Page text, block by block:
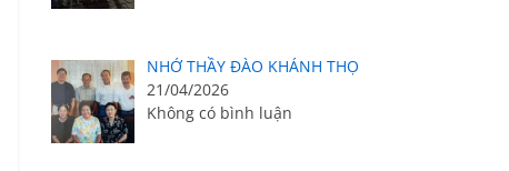
NHỚ THẦY ĐÀO KHÁNH THỌ
21/04/2026
Không có bình luận